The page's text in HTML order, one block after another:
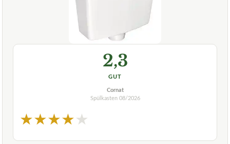
2,3
GUT
Cornat
Spülkasten 08/2026
★★★★★